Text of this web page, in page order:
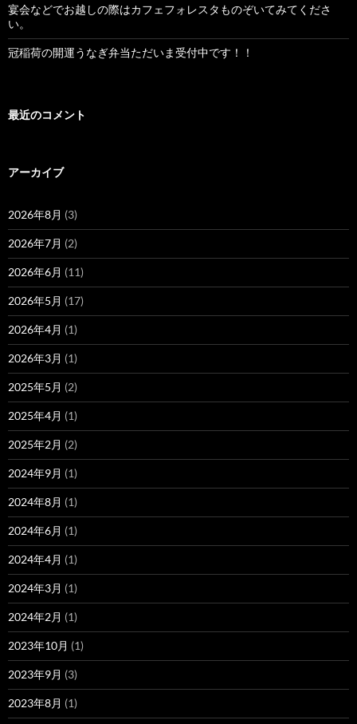
宴会などでお越しの際はカフェフォレスタものぞいてみてくださ
い。
冠稲荷の開運うなぎ弁当ただいま受付中です！！
最近のコメント
アーカイブ
2026年8月 (3)
2026年7月 (2)
2026年6月 (11)
2026年5月 (17)
2026年4月 (1)
2026年3月 (1)
2025年5月 (2)
2025年4月 (1)
2025年2月 (2)
2024年9月 (1)
2024年8月 (1)
2024年6月 (1)
2024年4月 (1)
2024年3月 (1)
2024年2月 (1)
2023年10月 (1)
2023年9月 (3)
2023年8月 (1)